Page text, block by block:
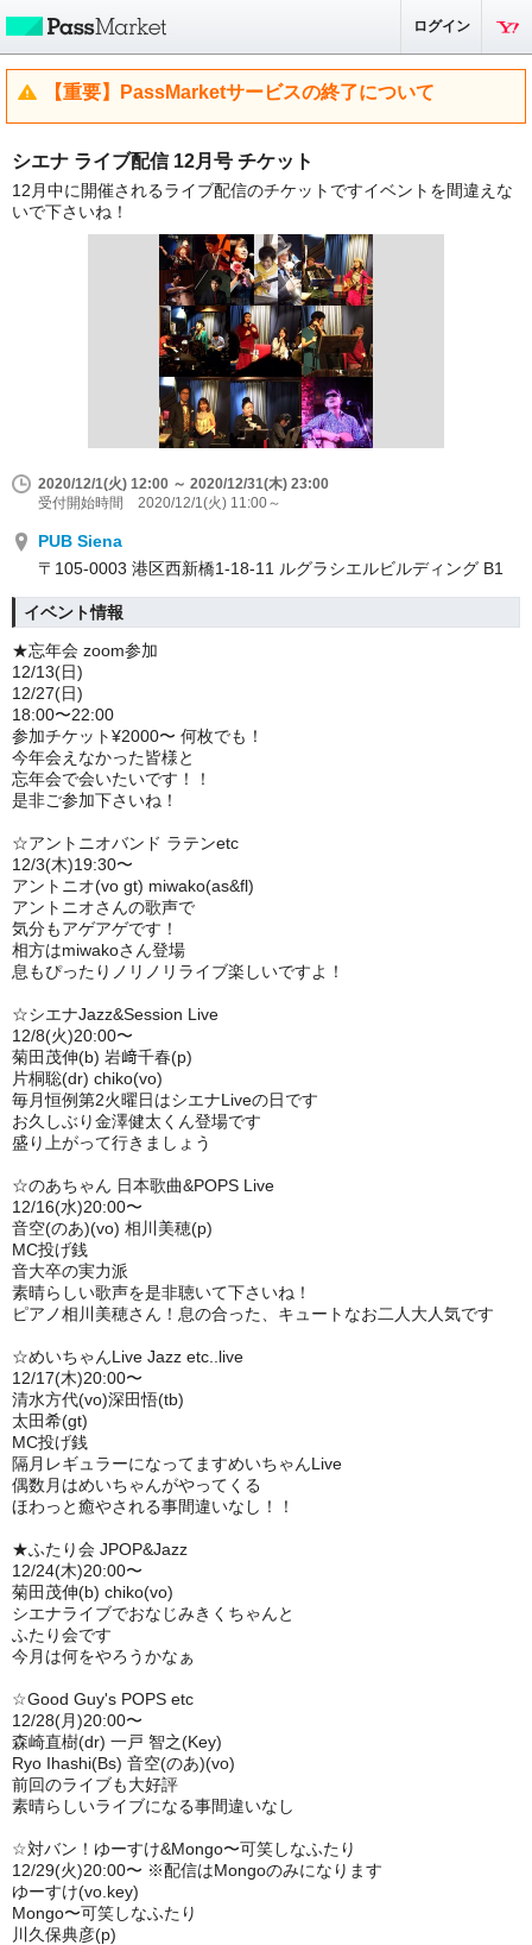
ログイン
【重要】PassMarketサービスの終了について
シエナ ライブ配信 12月号 チケット
12月中に開催されるライブ配信のチケットですイベントを間違えな
いで下さいね！
2020/12/1(火) 12:00 ～ 2020/12/31(木) 23:00
受付開始時間 2020/12/1(火) 11:00～
PUB Siena
〒105-0003 港区西新橋1-18-11 ルグラシエルビルディング B1
イベント情報
★忘年会 zoom参加
12/13(日)
12/27(日)
18:00〜22:00
参加チケット¥2000〜 何枚でも！
今年会えなかった皆様と
忘年会で会いたいです！！
是非ご参加下さいね！
☆アントニオバンド ラテンetc
12/3(木)19:30〜
アントニオ(vo gt) miwako(as&fl)
アントニオさんの歌声で
気分もアゲアゲです！
相方はmiwakoさん登場
息もぴったりノリノリライブ楽しいですよ！
☆シエナJazz&Session Live
12/8(火)20:00〜
菊田茂伸(b) 岩﨑千春(p)
片桐聡(dr) chiko(vo)
毎月恒例第2火曜日はシエナLiveの日です
お久しぶり金澤健太くん登場です
盛り上がって行きましょう
☆のあちゃん 日本歌曲&POPS Live
12/16(水)20:00〜
音空(のあ)(vo) 相川美穂(p)
MC投げ銭
音大卒の実力派
素晴らしい歌声を是非聴いて下さいね！
ピアノ相川美穂さん！息の合った、キュートなお二人大人気です
☆めいちゃんLive Jazz etc..live
12/17(木)20:00〜
清水方代(vo)深田悟(tb)
太田希(gt)
MC投げ銭
隔月レギュラーになってますめいちゃんLive
偶数月はめいちゃんがやってくる
ほわっと癒やされる事間違いなし！！
★ふたり会 JPOP&Jazz
12/24(木)20:00〜
菊田茂伸(b) chiko(vo)
シエナライブでおなじみきくちゃんと
ふたり会です
今月は何をやろうかなぁ
☆Good Guy's POPS etc
12/28(月)20:00〜
森崎直樹(dr) 一戸 智之(Key)
Ryo Ihashi(Bs) 音空(のあ)(vo)
前回のライブも大好評
素晴らしいライブになる事間違いなし
☆対バン！ゆーすけ&Mongo〜可笑しなふたり
‪12/29(火)20:00〜‬ ※配信はMongoのみになります
ゆーすけ(vo.key)
Mongo〜可笑しなふたり
川久保典彦(p)